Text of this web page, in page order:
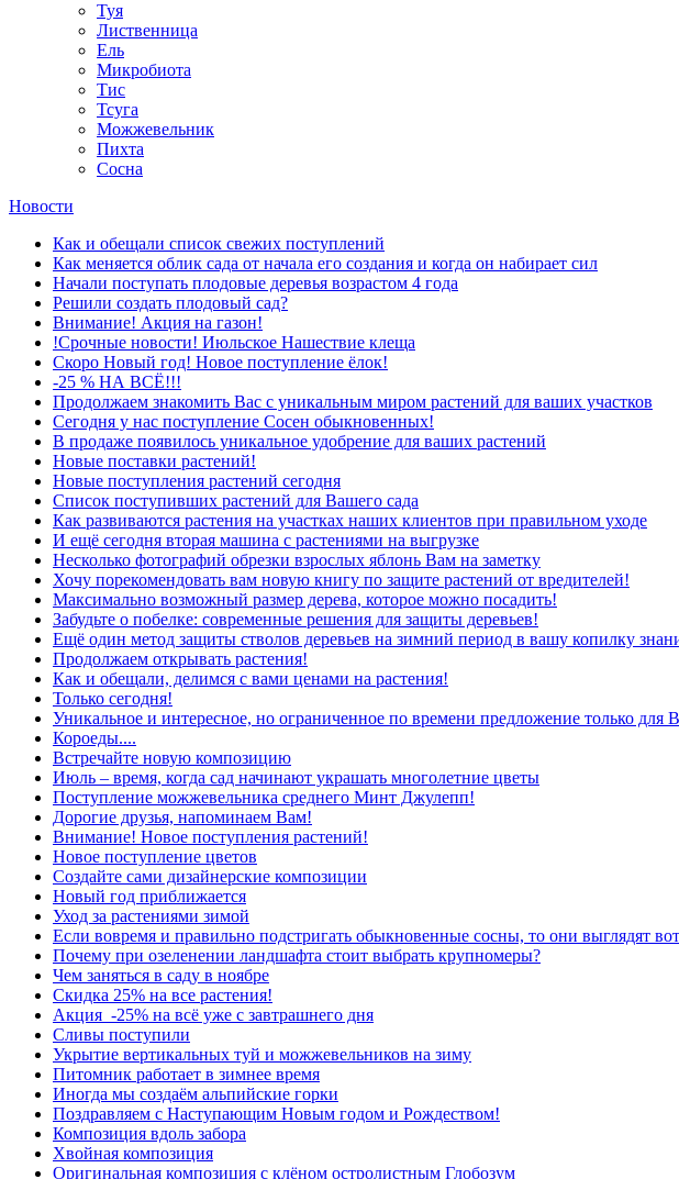
Туя
Лиственница
Ель
Микробиота
Тис
Тсуга
Можжевельник
Пихта
Сосна
Новости
Как и обещали список свежих поступлений
Как меняется облик сада от начала его создания и когда он набирает сил
Начали поступать плодовые деревья возрастом 4 года
Решили создать плодовый сад?
Внимание! Акция на газон!
!Срочные новости! Июльское Нашествие клеща
Скоро Новый год! Новое поступление ёлок!
-25 % НА ВСЁ!!!
Продолжаем знакомить Вас с уникальным миром растений для ваших участков
Сегодня у нас поступление Сосен обыкновенных!
В продаже появилось уникальное удобрение для ваших растений
Новые поставки растений!
Новые поступления растений сегодня
Список поступивших растений для Вашего сада
Как развиваются растения на участках наших клиентов при правильном уходе
И ещё сегодня вторая машина с растениями на выгрузке
Несколько фотографий обрезки взрослых яблонь Вам на заметку
Хочу порекомендовать вам новую книгу по защите растений от вредителей!
Максимально возможный размер дерева, которое можно посадить!
Забудьте о побелке: современные решения для защиты деревьев!
Ещё один метод защиты стволов деревьев на зимний период в вашу копилку
Продолжаем открывать растения!
Как и обещали, делимся с вами ценами на растения!
Только сегодня!
Уникальное и интересное, но ограниченное по времени предложение только для
Короеды....
Встречайте новую композицию
Июль – время, когда сад начинают украшать многолетние цветы
Поступление можжевельника среднего Минт Джулепп!
Дорогие друзья, напоминаем Вам!
Внимание! Новое поступления растений!
Новое поступление цветов
Создайте сами дизайнерские композиции
Новый год приближается
Уход за растениями зимой
Если вовремя и правильно подстригать обыкновенные сосны, то они выглядят
Почему при озеленении ландшафта стоит выбрать крупномеры?
Чем заняться в саду в ноябре
Скидка 25% на все растения!
Акция -25% на всё уже с завтрашнего дня
Сливы поступили
Укрытие вертикальных туй и можжевельников на зиму
Питомник работает в зимнее время
Иногда мы создаём альпийские горки
Поздравляем с Наступающим Новым годом и Рождеством!
Композиция вдоль забора
Хвойная композиция
Оригинальная композиция с клёном остролистным Глобозум